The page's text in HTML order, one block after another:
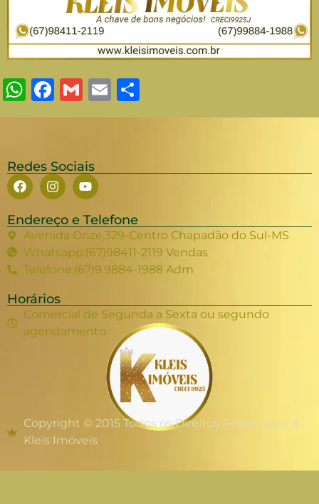
WhatsApp
Facebook
Gmail
Email
Redes Sociais
Endereço e Telefone
Avenida Onze,329-Centro Chapadão do Sul-MS
Whatsapp:(67)98411-2119 Vendas
Telefone:(67)9.9884-1988 Adm
Horários
Comercial de Segunda a Sexta ou segundo
agendamento
Copyright © 2015 Todos os Direitos Reservados a
Kleis Imóveis